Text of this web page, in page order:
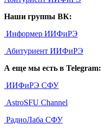
Наши группы ВК:
Информер ИИФиРЭ
Абитуриент ИИФиРЭ
А еще мы есть в Telegram:
ИИФиРЭ СФУ
AstroSFU Channel
РадиоЛаба СФУ